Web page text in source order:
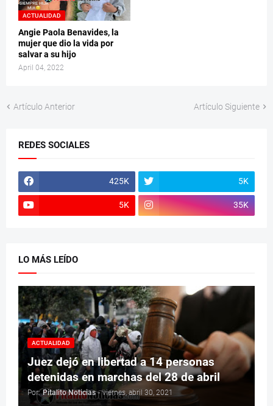
ACTUALIDAD
Angie Paola Benavides, la
mujer que dio la vida por
salvar a su hijo
April 04, 2022
Artículo Anterior Artículo Siguiente
REDES SOCIALES
425K 5K
5K 35K
LO MÁS LEÍDO
ACTUALIDAD
Juez dejó en libertad a 14 personas
detenidas en marchas del 28 de abril
Por: Pitalito Noticias - viernes, abril 30, 2021